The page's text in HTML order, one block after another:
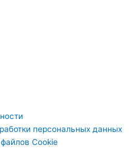
персональных данных
Cookie